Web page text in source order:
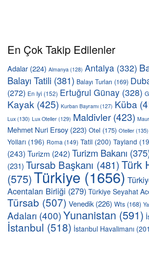
En Çok Takip Edilenler
Adalar (224) Almanya (128) Antalya (332)
Balayı Tatili (381) Balayı Turları (169)
(272) En Iyi (152) Ertuğrul Günay (328)
Kayak (425) Kurban Bayramı (127) Küba
Lux (130) Lux Oteller (129) Maldivler(423)
Mehmet Nuri Ersoy (223) Otel (175) Oteller(135)
Yolları (196) Roma (149) Tatil (200) Tayland
(243) Turizm (242) Turizm Bakanı
(231) Tursab Başkanı (481)Türk
(575)Türkiye (1656)
Acentaları Birliği (279) Türkiye Seyahat
Türsab (507) Venedik (226) Wts (168)
Adaları (400)Yunanistan (591)
İstanbul (518) İstanbul Havalimanı